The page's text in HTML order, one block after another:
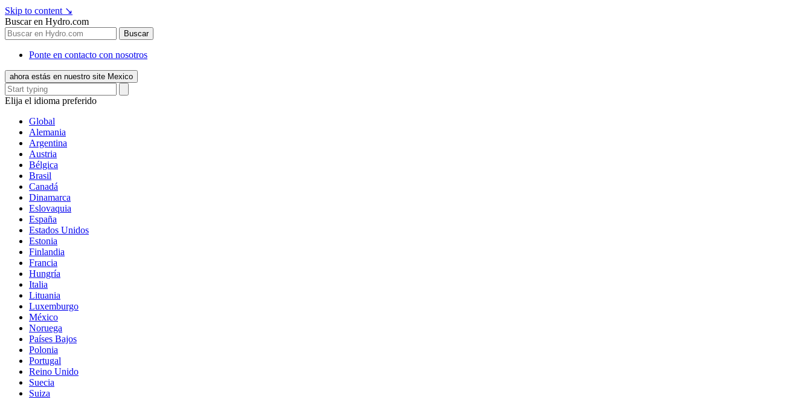
Skip to content ↘
Buscar en Hydro.com
Buscar
Ponte en contacto con nosotros
ahora estás en nuestro site Mexico
Elija el idioma preferido
Global
Alemania
Argentina
Austria
Bélgica
Brasil
Canadá
Dinamarca
Eslovaquia
España
Estados Unidos
Estonia
Finlandia
Francia
Hungría
Italia
Lituania
Luxemburgo
México
Noruega
Países Bajos
Polonia
Portugal
Reino Unido
Suecia
Suiza